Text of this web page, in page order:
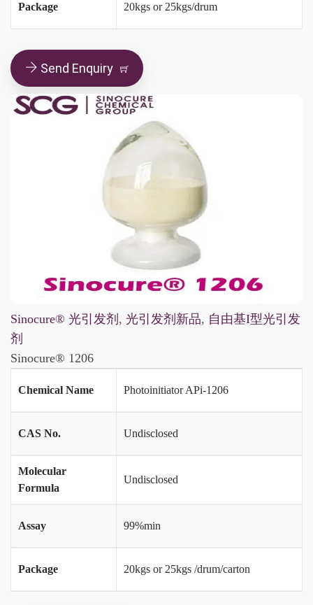
Package 20kgs or 25kgs/drum
Send Enquiry
Sinocure® 光引发剂 , 光引发剂新品, 自由基I型光引发
剂
Sinocure® 1206
Chemical Name Photoinitiator APi-1206
CAS No. Undisclosed
Molecular
Formula
Undisclosed
Assay 99%min
Package 20kgs or 25kgs /drum/carton